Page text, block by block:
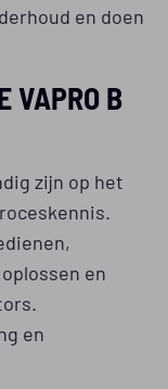
en doen
VAPRO B
zijn op het
en
en